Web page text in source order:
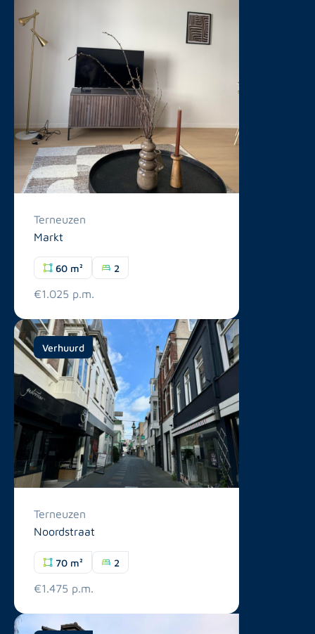
Terneuzen
Markt
60 m² 2
€1.025 p.m.
Verhuurd
Terneuzen
Noordstraat
70 m² 2
€1.475 p.m.